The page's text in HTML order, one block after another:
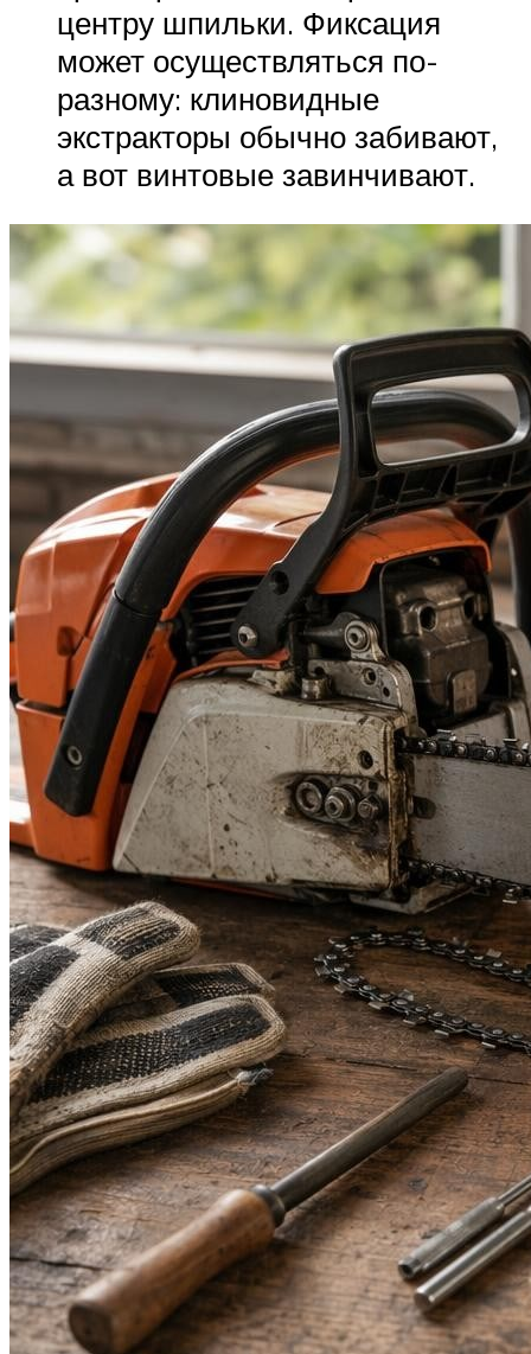
центру шпильки. Фиксация
может осуществляться по-
разному: клиновидные
экстракторы обычно забивают,
а вот винтовые завинчивают.